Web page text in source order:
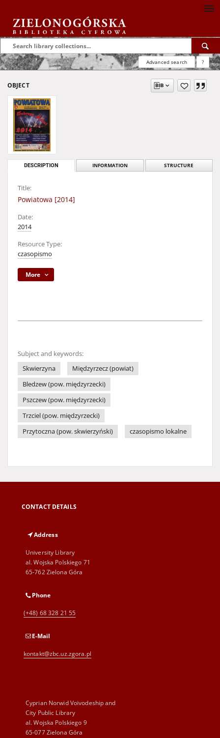
Advanced search ?
OBJECT
DESCRIPTION INFORMATION STRUCTURE
Title:
Powiatowa [2014]
Date:
2014
Resource Type:
czasopismo
More
Subject and keywords:
Skwierzyna
Międzyrzecz (powiat)
Bledzew (pow. międzyrzecki)
Pszczew (pow. międzyrzecki)
Trzciel (pow. międzyrzecki)
Przytoczna (pow. skwierzyński)
czasopismo lokalne
CONTACT DETAILS
Address
University Library
al. Wojska Polskiego 71
65-762 Zielona Góra
Phone
(+48) 68 328 21 55
E-Mail
kontakt@zbc.uz.zgora.pl
Cyprian Norwid Voivodeship and
City Public Library
al. Wojska Polskiego 9
65-077 Zielona Góra